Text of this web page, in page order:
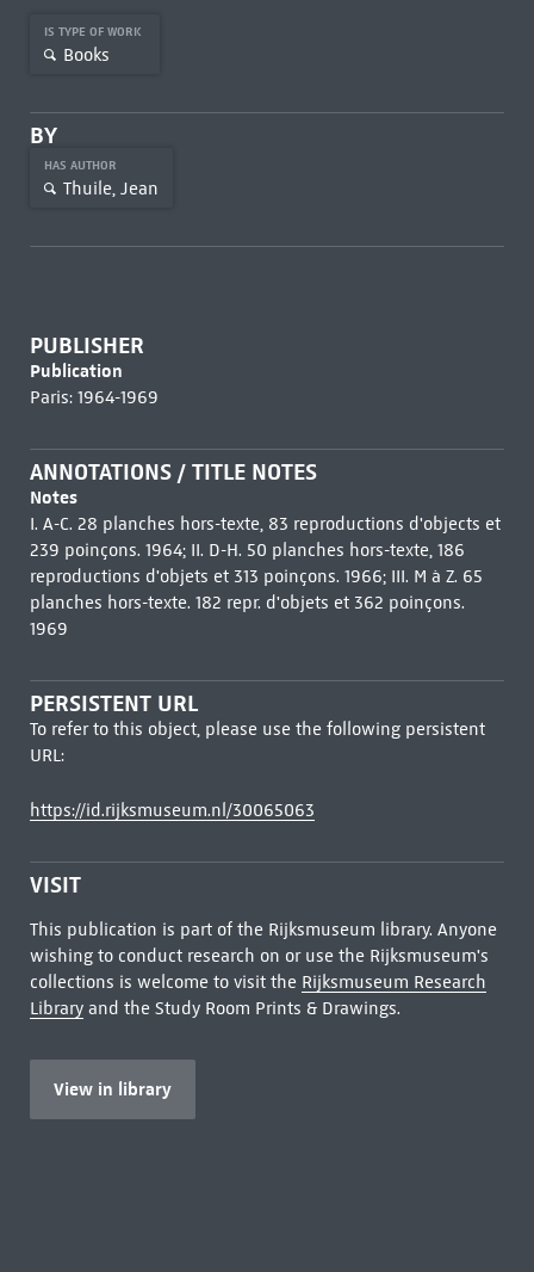
IS TYPE OF WORK
Books
BY
HAS AUTHOR
Thuile, Jean
PUBLISHER
Publication
Paris: 1964-1969
ANNOTATIONS / TITLE NOTES
Notes
I. A-C. 28 planches hors-texte, 83 reproductions d'objects et
239 poinçons. 1964; II. D-H. 50 planches hors-texte, 186
reproductions d'objets et 313 poinçons. 1966; III. M à Z. 65
planches hors-texte. 182 repr. d'objets et 362 poinçons.
1969
PERSISTENT URL
To refer to this object, please use the following persistent
URL:
https://id.rijksmuseum.nl/30065063
VISIT
This publication is part of the Rijksmuseum library. Anyone
wishing to conduct research on or use the Rijksmuseum's
collections is welcome to visit the Rijksmuseum Research
Libraryand the Study Room Prints & Drawings.
View in library